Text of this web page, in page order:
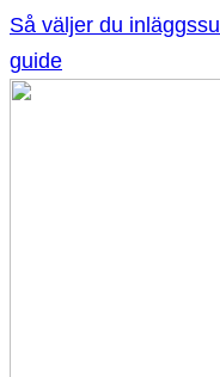
Så väljer du
guide